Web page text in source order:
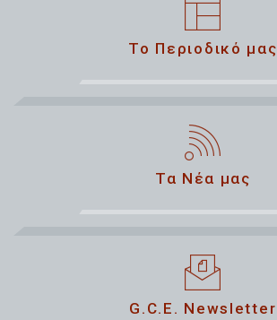
Το Περιοδικό μας
Τα Νέα μας
G.C.E. Newsletter